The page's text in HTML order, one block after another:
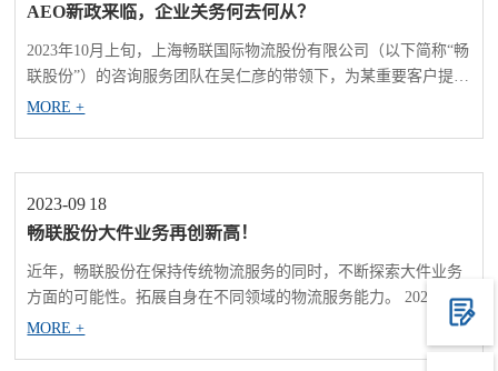
AEO新政来临，企业关务何去何从？
2023年10月上旬，上海畅联国际物流股份有限公司（以下简称“畅
联股份”）的咨询服务团队在吴仁彦的带领下，为某重要客户提供
海关进出口合规培训服务。 会上，畅联股份的团队为客户介绍了
MORE +
2023-09 18
畅联股份大件业务再创新高！
近年，畅联股份在保持传统物流服务的同时，不断探索大件业务
方面的可能性。拓展自身在不同领域的物流服务能力。 2023年8
月，畅联股份为重庆某知名能源变压器公司承接大件运输业务。
此业务需从重庆市驳船运输至上海龙吴港区，再转大件船只直装
MORE +